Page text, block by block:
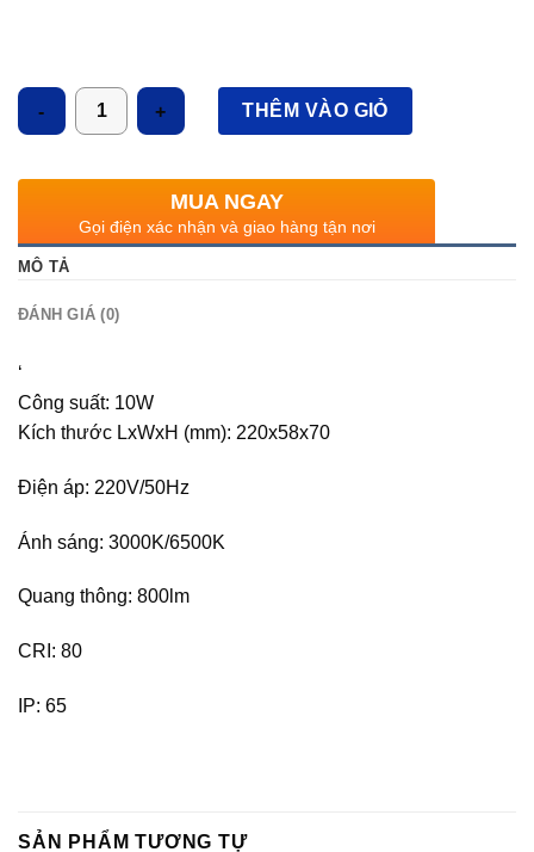
Số lượng
THÊM VÀO GIỎ
MUA NGAY
Gọi điện xác nhận và giao hàng tận nơi
MÔ TẢ
ĐÁNH GIÁ (0)
‘
Công suất: 10W
Kích thước LxWxH (mm): 220x58x70
Điện áp: 220V/50Hz
Ánh sáng: 3000K/6500K
Quang thông: 800lm
CRI: 80
IP: 65
SẢN PHẨM TƯƠNG TỰ